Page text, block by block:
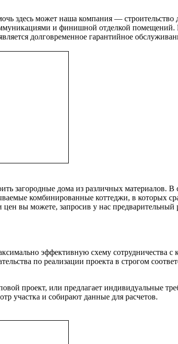
здесь может наша компания —
и финишной отделкой помещений.
долговременное гарантийное
загородные дома из различных материалов. В
комбинированные коттеджи, в которых
цен вы можете, запросив у нас
эффективную схему сотрудничества
по реализации проекта в строгом
проект, или предлагает индивидуальные
участка и собирают данные для расчетов.